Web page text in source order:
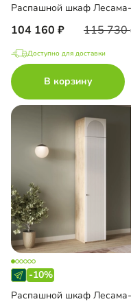
104 160 115 730
Доступно для доставки
В корзину
-10%